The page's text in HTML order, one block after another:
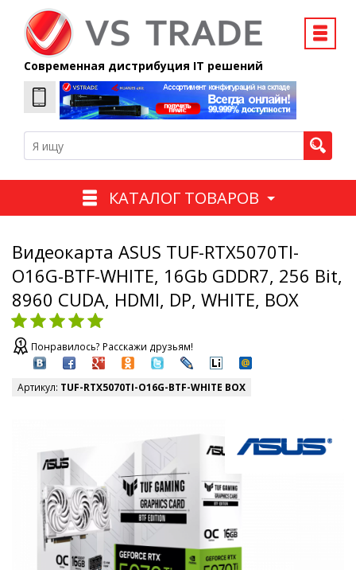
Современная дистрибуция IT решений
КАТАЛОГ ТОВАРОВ
Видеокарта ASUS TUF-RTX5070TI-
O16G-BTF-WHITE, 16Gb GDDR7, 256 Bit,
8960 CUDA, HDMI, DP, WHITE, BOX
Понравилось? Расскажи друзьям!
Артикул: TUF-RTX5070TI-O16G-BTF-WHITE BOX